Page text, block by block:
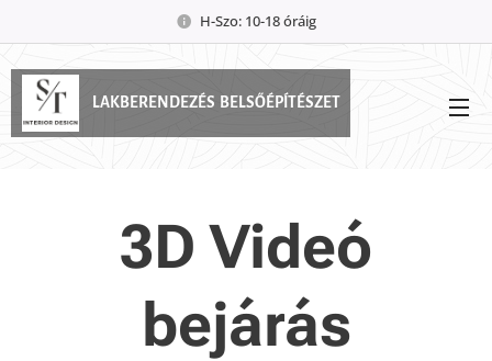
H-Szo: 10-18 óráig
LAKBERENDEZÉS BELSŐÉPÍTÉSZET
3D Videó
bejárás